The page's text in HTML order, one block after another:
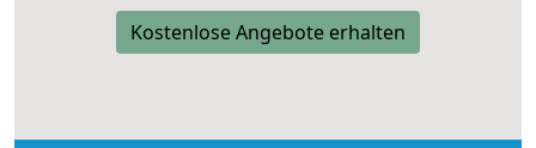
Kostenlose Angebote erhalten